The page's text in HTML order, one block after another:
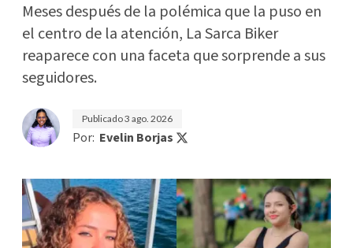
Meses después de la polémica que la puso en
el centro de la atención, La Sarca Biker
reaparece con una faceta que sorprende a sus
seguidores.
Publicado3 ago. 2026
Por: Evelin Borjas